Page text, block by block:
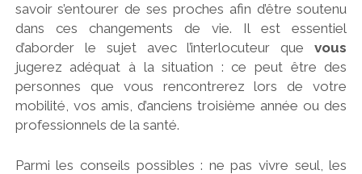
savoir s’entourer de ses proches afin d’être soutenu
dans ces changements de vie. Il est essentiel
d’aborder le sujet avec l’interlocuteur quevous
jugerez adéquat à la situation : ce peut être des
personnes que vous rencontrerez lors de votre
mobilité, vos amis, d’anciens troisième année ou des
professionnels de la santé.
Parmi les conseils possibles : ne pas vivre seul, les